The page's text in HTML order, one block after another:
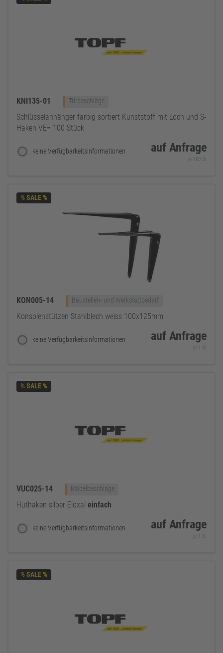
KNI135-01 Türbeschläge
Schlüsselanhänger farbig sortiert Kunststoff mit Loch und S-
Haken VE= 100 Stück
keine Verfügbarkeitsinformationen auf Anfrage
je 100 St
% SALE %
KON005-14 Baustellen- und Werkstattbedarf
Konsolenstützen Stahlblech weiss 100x125mm
keine Verfügbarkeitsinformationen auf Anfrage
je 1 St
% SALE %
VUC025-14 Möbelbeschläge
Huthaken silber Eloxal einfach
keine Verfügbarkeitsinformationen auf Anfrage
je 1 St
% SALE %